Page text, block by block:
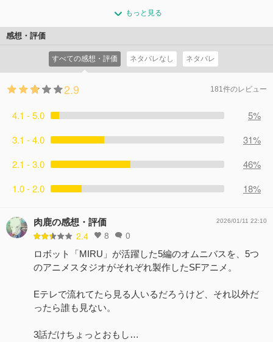
リオは金の違法採掘現場を目撃してしまい…。
コメント3件拍手0回
る。学費を稼ぐために工事現場でバイトをしている彼女の
密かな楽しみは、街角に設置されたピアノで演奏するこ
AI実証実験に協力することになり…。
コメント1件拍手0回
もっと見る
感想・評価
すべての感想・評価 ネタバレなし ネタバレ
2.9 181件のレビュー
4.1 - 5.0
5%
3.1 - 4.0
31%
2.1 - 3.0
46%
1.0 - 2.0
18%
肉鹿の感想・評価
2.4 8 0
2026/01/11 22:10
ロボット「MIRU」が活躍した5編のオムニバスを、5つ
のアニメスタジオがそれぞれ製作したSFアニメ。
Eテレで流れてたら見る人いるだろうけど、それ以外だ
ったら誰も見ない。
3話だけちょっとおもし…